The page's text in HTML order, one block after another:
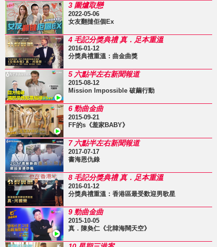
3 圍爐取戀
2022-05-06
女友翻撻佢個Ex
4 毛記分獎典禮 真．足本重溫
2016-01-12
分獎典禮重溫：曲金曲獎
5 六點半左右新聞報道
2015-08-12
Mission Impossible 破繭行動
6 勁曲金曲
2015-09-21
FF的s《羞家BABY》
7 六點半左右新聞報道
2017-07-17
書海恩仇錄
8 毛記分獎典禮 真．足本重溫
2016-01-12
分獎典禮重溫：香港區最受歡迎男歌星
9 勁曲金曲
2015-10-05
真．陳奐仁《北韓海闊天空》